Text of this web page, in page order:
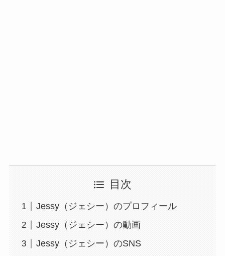
目次
Jessy（ジェシー）のプロフィール
Jessy（ジェシー）の動画
Jessy（ジェシー）のSNS